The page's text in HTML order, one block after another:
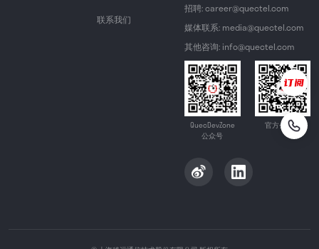
联系我们
招聘: career@quectel.com
媒体联系: media@quectel.com
其他咨询: info@quectel.com
QuecDevZone
公众号
官方公众号